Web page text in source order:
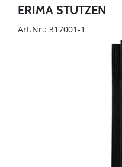
ERIMA STUTZEN
Art.Nr.: 317001-1